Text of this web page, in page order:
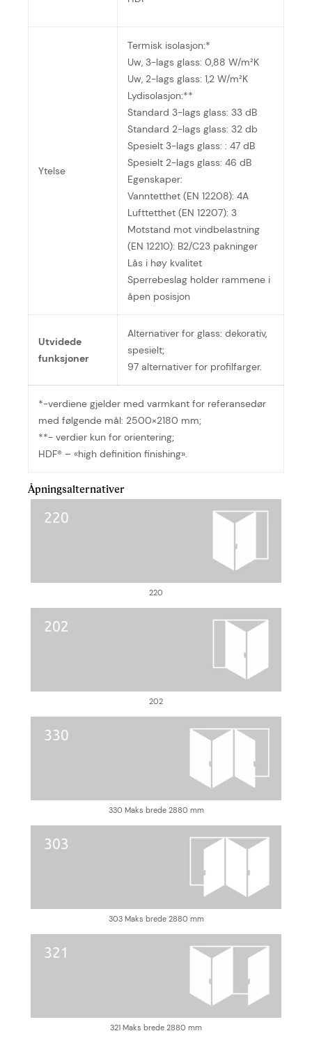
Ytelse
Termisk isolasjon:*
Uw, 3-lags glass: 0,88 W/m²K
Uw, 2-lags glass: 1,2 W/m²K
Lydisolasjon:**
Standard 3-lags glass: 33 dB
Standard 2-lags glass: 32 db
Spesielt 3-lags glass: : 47 dB
Spesielt 2-lags glass: 46 dB
Egenskaper:
Vanntetthet (EN 12208): 4A
Lufttetthet (EN 12207): 3
Motstand mot vindbelastning
(EN 12210): B2/C23 pakninger
Lås i høy kvalitet
Sperrebeslag holder rammene i
åpen posisjon
Utvidede
funksjoner
Alternativer for glass: dekorativ,
spesielt;
97 alternativer for profilfarger.
*-verdiene gjelder med varmkant for referansedør
med følgende mål: 2500×2180 mm;
**- verdier kun for orientering;
HDF® – «high definition finishing».
Åpningsalternativer
220
202
330 Maks brede 2880 mm
303 Maks brede 2880 mm
321 Maks brede 2880 mm